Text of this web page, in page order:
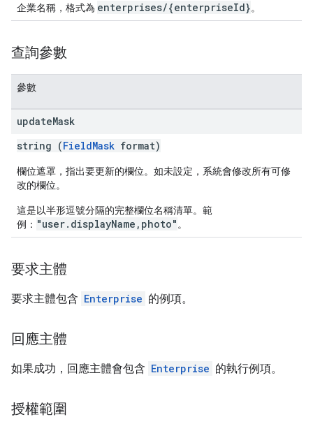
企業名稱，格式為 enterprises/{enterpriseId}。
查詢參數
參數
updateMask
string (FieldMask format)
欄位遮罩，指出要更新的欄位。如未設定，系統會修改所有可修
改的欄位。
這是以半形逗號分隔的完整欄位名稱清單。範
例： "user.displayName,photo" 。
要求主體
要求主體包含 Enterprise 的例項。
回應主體
如果成功，回應主體會包含 Enterprise 的執行例項。
授權範圍